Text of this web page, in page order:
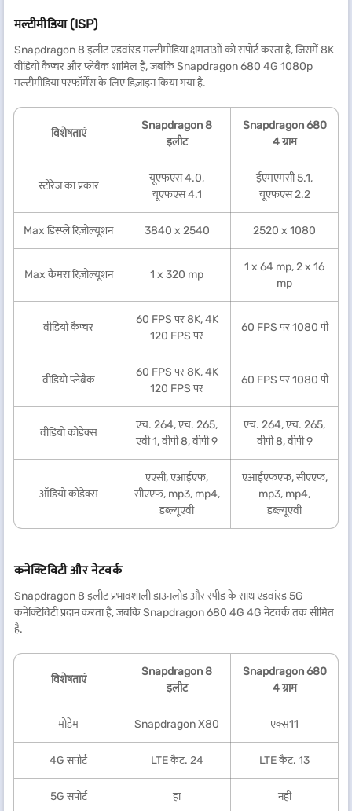
मल्टीमीडिया (ISP)
Snapdragon 8 इलीट एडवांस्ड मल्टीमीडिया क्षमताओं को सपोर्ट करता है, जिसमें 8K
वीडियो कैप्चर और प्लेबैक शामिल है, जबकि Snapdragon 680 4G 1080p
मल्टीमीडिया परफॉर्मेंस के लिए डिज़ाइन किया गया है.
विशेषताएं
Snapdragon 8
इलीट
Snapdragon 680
4 ग्राम
स्टोरेज का प्रकार
यूएफएस 4.0,
यूएफएस 4.1
ईएमएमसी 5.1,
यूएफएस 2.2
Max डिस्प्ले रिज़ोल्यूशन 3840 x 2540 2520 x 1080
Max कैमरा रिज़ोल्यूशन 1 x 320 mp
1 x 64 mp, 2 x 16
mp
वीडियो कैप्चर
60 FPS पर 8K, 4K
120 FPS पर
60 FPS पर 1080 पी
वीडियो प्लेबैक
60 FPS पर 8K, 4K
120 FPS पर
60 FPS पर 1080 पी
वीडियो कोडेक्स
एच. 264, एच. 265,
एवी 1, वीपी 8, वीपी 9
एच. 264, एच. 265,
वीपी 8, वीपी 9
ऑडियो कोडेक्स
एएसी, एआईएफ,
सीएएफ, mp3, mp4,
डब्ल्यूएवी
एआईएफएफ, सीएएफ,
mp3, mp4,
डब्ल्यूएवी
कनेक्टिविटी और नेटवर्क
Snapdragon 8 इलीट प्रभावशाली डाउनलोड और स्पीड के साथ एडवांस्ड 5G
कनेक्टिविटी प्रदान करता है, जबकि Snapdragon 680 4G 4G नेटवर्क तक सीमित
है.
विशेषताएं
Snapdragon 8
इलीट
Snapdragon 680
4 ग्राम
मोडेम Snapdragon X80 एक्स11
4G सपोर्ट LTE कैट. 24 LTE कैट. 13
5G सपोर्ट हां नहीं